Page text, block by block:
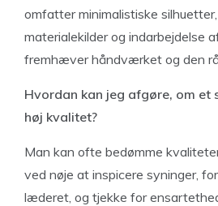
omfatter minimalistiske
materialekilder og indarbejdelse
fremhæver håndværket og den
Hvordan kan jeg afgøre, om et
høj kvalitet?
Man kan ofte bedømme
ved nøje at inspicere syninger,
læderet, og tjekke for